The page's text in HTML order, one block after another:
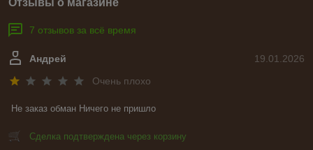
Отзывы о магазине
7 отзывов за всё время
19.01.2026
Андрей
Очень плохо
Не заказ обман Ничего не пришло
Сделка подтверждена через корзину